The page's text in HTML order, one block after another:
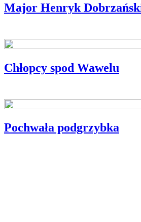
Major Henryk
Chłopcy spod Wawelu
Pochwała podgrzybka